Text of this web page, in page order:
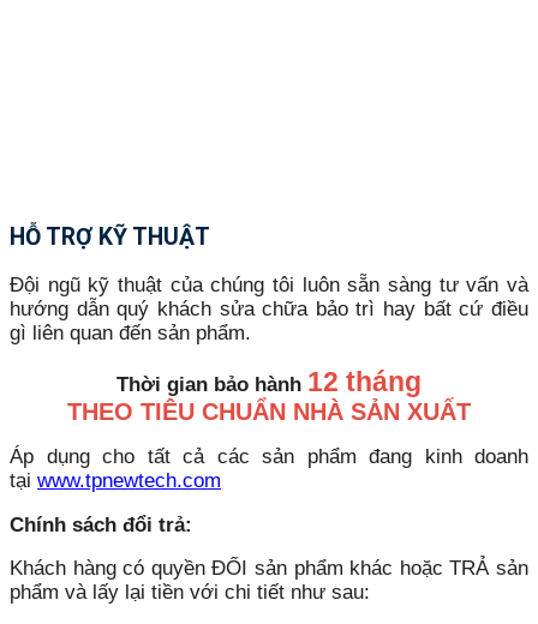
HỖ TRỢ KỸ THUẬT
Đội ngũ kỹ thuật của chúng tôi luôn sẵn sàng tư vấn và
hướng dẫn quý khách sửa chữa bảo trì hay bất cứ điều
gì liên quan đến sản phẩm.
Thời gian bảo hành 12 tháng
THEO TIÊU CHUẨN NHÀ SẢN XUẤT
Áp dụng cho tất cả các sản phẩm đang kinh doanh
tại www.tpnewtech.com
Chính sách đổi trả:
Khách hàng có quyền ĐỔI sản phẩm khác hoặc TRẢ sản
phẩm và lấy lại tiền với chi tiết như sau: